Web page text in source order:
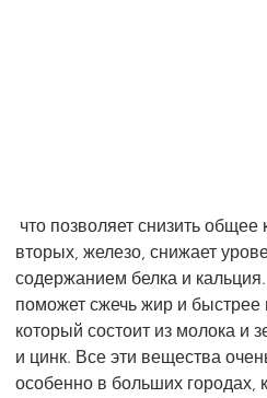
вторых, железо, снижает
содержанием белка и кальция.
поможет сжечь жир и быстрее
который состоит из молока и
и цинк. Все эти вещества
особенно в больших городах,